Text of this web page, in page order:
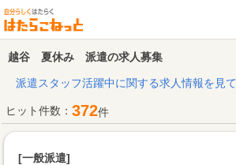
越谷 夏休み 派遣の求人募集
派遣スタッフ活躍中に関する求人情報を見
ヒット件数： 372件
[一般派遣]